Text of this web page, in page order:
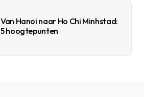
Van Hanoi naar Ho Chi Minhstad:
5 hoogtepunten